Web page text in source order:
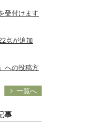
受付けます
点が追加
への投稿方
一覧へ
事